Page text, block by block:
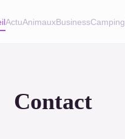
ActuAnimauxBusinessCamping
Contact